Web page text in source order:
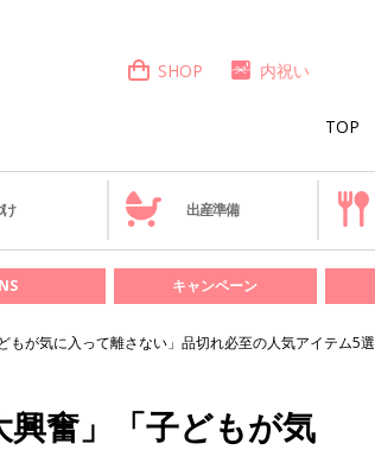
TOP
SHOP 内祝い
出産準備
キャンペーン
もが気に入って離さない」品切れ必至の人気アイテム5選
奮」「子どもが気